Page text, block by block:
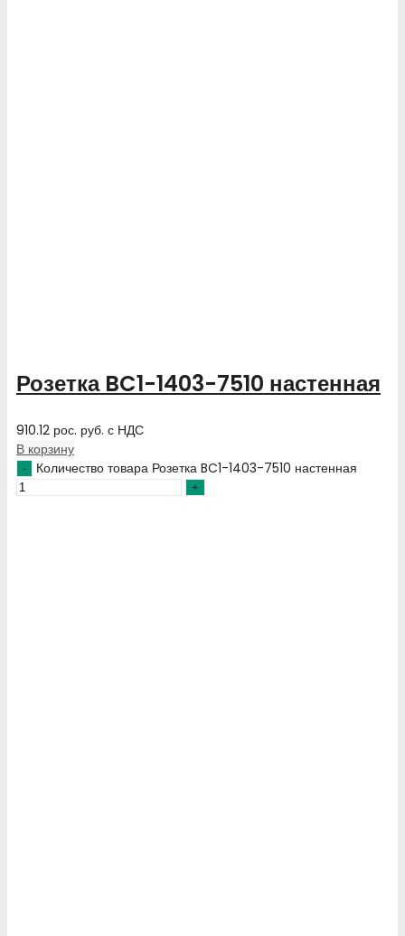
Розетка BC1-1403-7510 настенная
910.12 рос. руб. с НДС
В корзину
Количество товара Розетка BC1-1403-7510 настенная